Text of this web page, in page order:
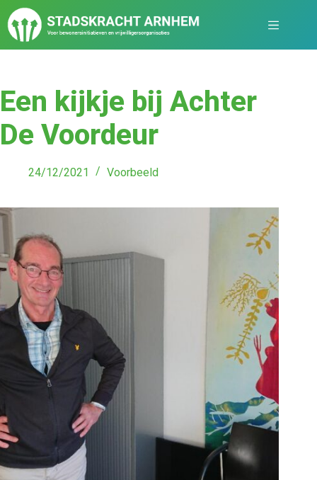
Een kijkje bij Achter
De Voordeur
24/12/2021 Voorbeeld